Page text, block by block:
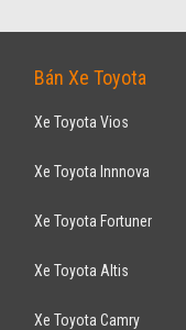
Bán Xe Toyota
Xe Toyota Vios
Xe Toyota Innnova
Xe Toyota Fortuner
Xe Toyota Altis
Xe Toyota Camry